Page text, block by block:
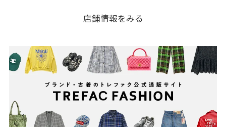
店舗情報をみる